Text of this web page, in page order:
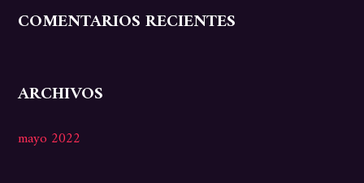
COMENTARIOS RECIENTES
ARCHIVOS
mayo 2022